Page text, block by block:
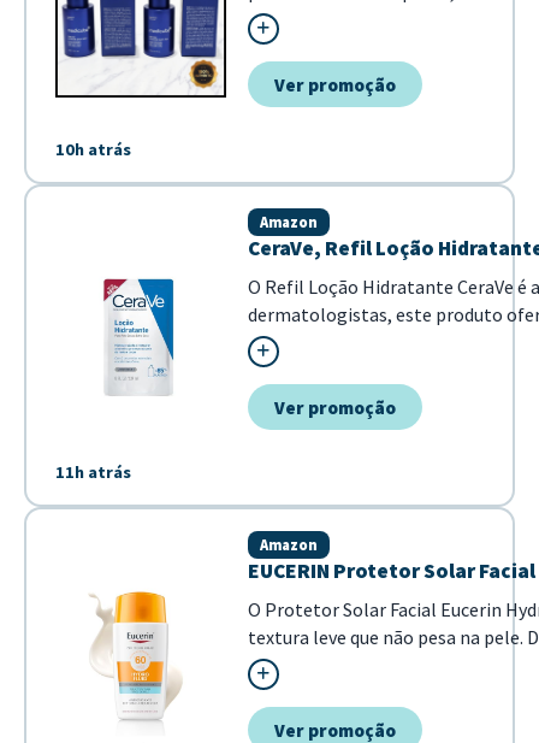
10h atrás
fórmula potente. Disponível nas
oferece uma solução específica
Ver promoção
11h atrás
CeraVe, Refil Loção
Amazon
O Refil Loção Hidratante CeraVe é
dermatologistas, este produto
sensação pegajosa. -...
Ver promoção
EUCERIN Protetor Solar
Amazon
O Protetor Solar Facial Eucerin
textura leve que não pesa na
raios UVA, UVB e lu...
Ver promoção